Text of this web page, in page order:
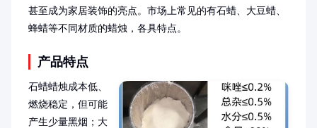
甚至成为家居装饰的亮点。市场上常见的有石蜡、大豆蜡、
蜂蜡等不同材质的蜡烛，各具特点。
产品特点
石蜡蜡烛成本低、
燃烧稳定，但可能
产生少量黑烟；大